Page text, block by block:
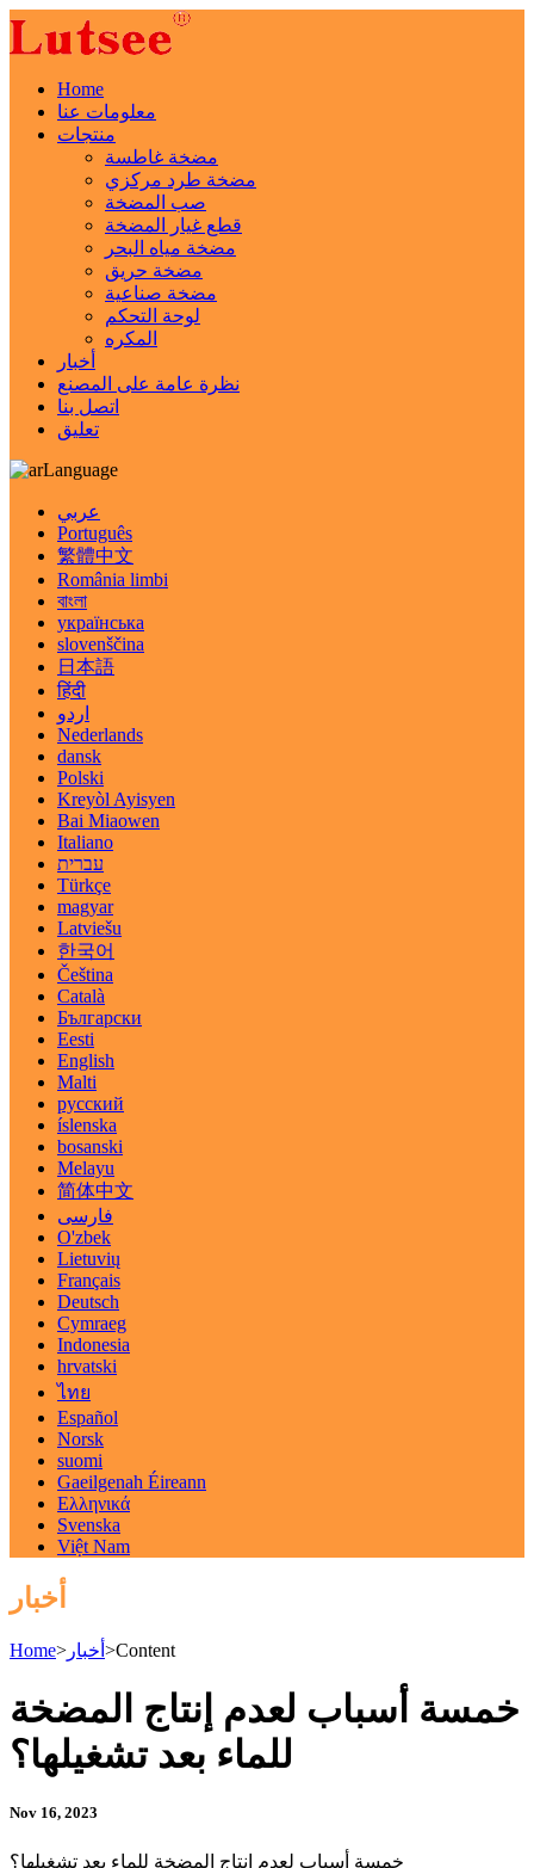
Home
معلومات عنا
منتجات
مضخة غاطسة
مضخة طرد مركزي
صب المضخة
قطع غيار المضخة
مضخة مياه البحر
مضخة حريق
مضخة صناعية
لوحة التحكم
المكره
أخبار
نظرة عامة على المصنع
اتصل بنا
تعليق
Language
عربي
Português
繁體中文
România limbi
বাংলা
українська
slovenščina
日本語
हिंदी
اردو
Nederlands
dansk
Polski
Kreyòl Ayisyen
Bai Miaowen
Italiano
עברית
Türkçe
magyar
Latviešu
한국어
Čeština
Català
Български
Eesti
English
Malti
русский
íslenska
bosanski
Melayu
简体中文
فارسی
O'zbek
Lietuvių
Français
Deutsch
Cymraeg
Indonesia
hrvatski
ไทย
Español
Norsk
suomi
Gaeilgenah Éireann
Ελληνικά
Svenska
Việt Nam
أخبار
Home> أخبار >Content
خمسة أسباب لعدم إنتاج المضخة
للماء بعد تشغيلها؟
Nov 16, 2023
خمسة أسباب لعدم إنتاج المضخة للماء بعد تشغيلها؟